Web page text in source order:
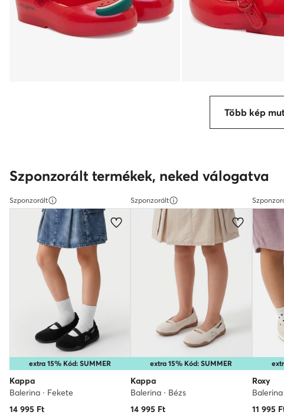
Több kép
Szponzorált termékek, neked válogatva
Szponzorált
extra 15% Kód: SUMMER
Kappa
Balerina · Fekete
14 995 Ft
Szponzorált
extra 15% Kód: SUMMER
Kappa
Balerina · Bézs
14 995 Ft
Roxy
11 995